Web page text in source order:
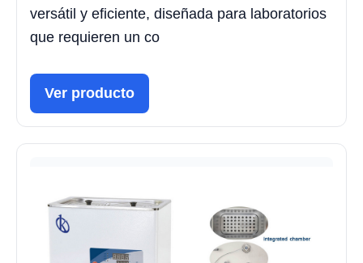
versátil y eficiente, diseñada para laboratorios
que requieren un co
Ver producto